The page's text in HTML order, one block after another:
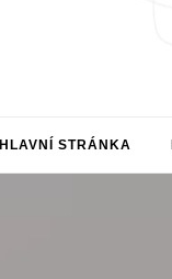
HLAVNÍ STRÁNKA